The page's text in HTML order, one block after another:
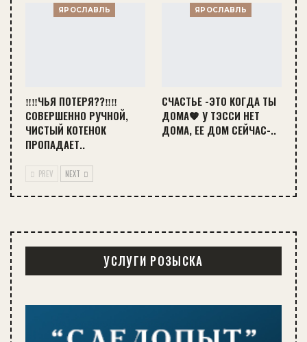
ЯРОСЛАВЛЬ
‼‼ЧЬЯ ПОТЕРЯ??‼‼
СОВЕРШЕННО РУЧНОЙ,
ЧИСТЫЙ КОТЕНОК
ПРОПАДАЕТ..
ЯРОСЛАВЛЬ
СЧАСТЬЕ -ЭТО КОГДА ТЫ
ДОМА🧡 У ТЭССИ НЕТ
ДОМА, ЕЕ ДОМ СЕЙЧАС-..
PREV NEXT
УСЛУГИ РОЗЫСКА